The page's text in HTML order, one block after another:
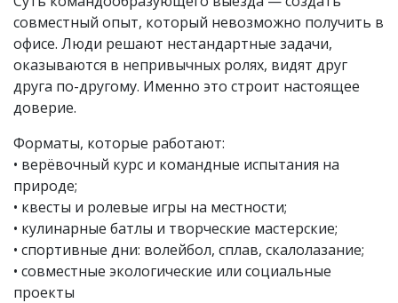
совместный опыт, который невозможно получить в
офисе. Люди решают нестандартные задачи,
оказываются в непривычных ролях, видят друг
друга по-другому. Именно это строит настоящее
доверие.
Форматы, которые работают:
• верёвочный курс и командные испытания на
природе;
• квесты и ролевые игры на местности;
• кулинарные батлы и творческие мастерские;
• спортивные дни: волейбол, сплав, скалолазание;
• совместные экологические или социальные
проекты